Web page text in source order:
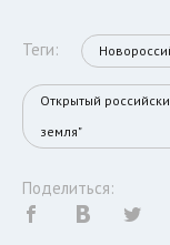
Теги:
Открытый
земля"
Поделиться: